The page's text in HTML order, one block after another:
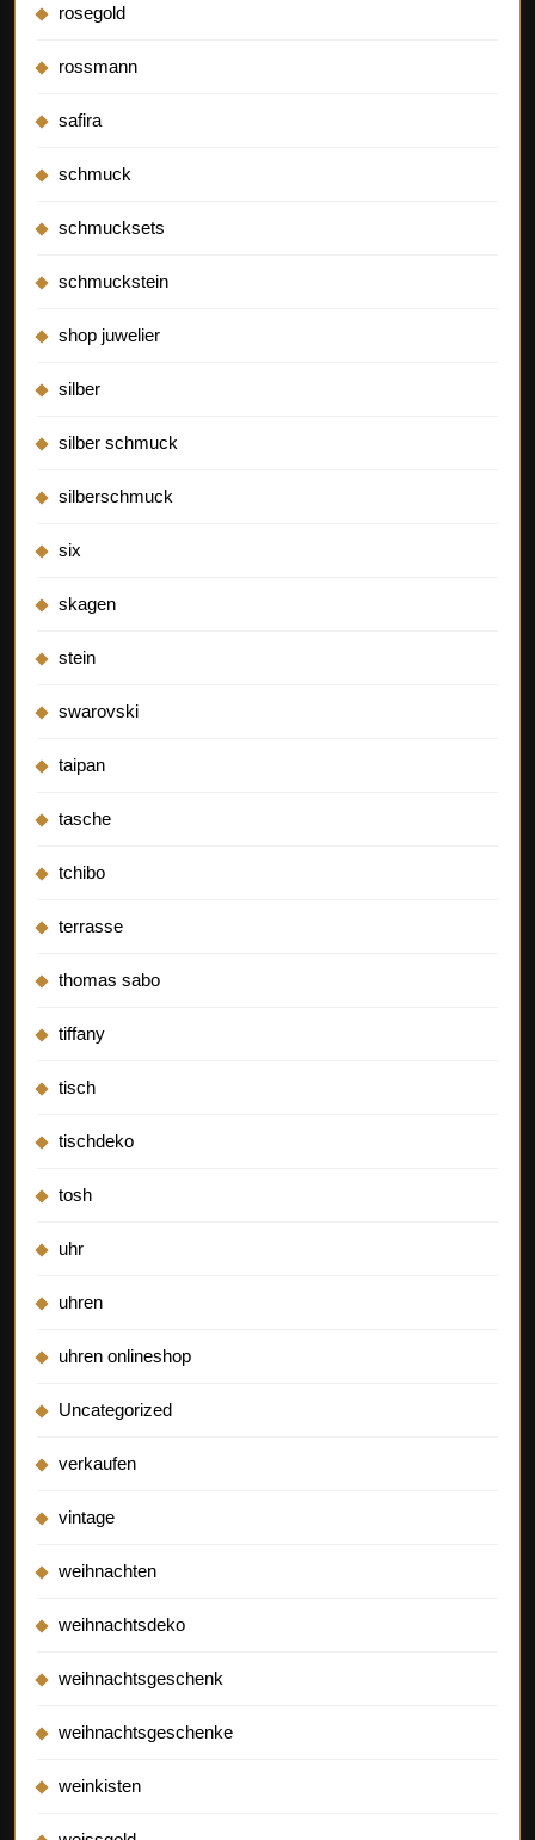
rosegold
rossmann
safira
schmuck
schmucksets
schmuckstein
shop juwelier
silber
silber schmuck
silberschmuck
six
skagen
stein
swarovski
taipan
tasche
tchibo
terrasse
thomas sabo
tiffany
tisch
tischdeko
tosh
uhr
uhren
uhren onlineshop
Uncategorized
verkaufen
vintage
weihnachten
weihnachtsdeko
weihnachtsgeschenk
weihnachtsgeschenke
weinkisten